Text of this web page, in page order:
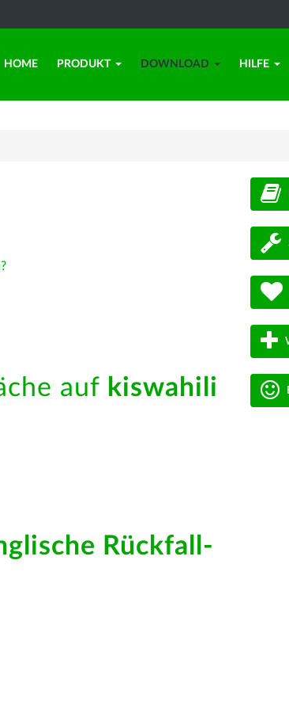
HOME PRODUKT DOWNLOAD HILFE
auf kiswahili
Rückfall-